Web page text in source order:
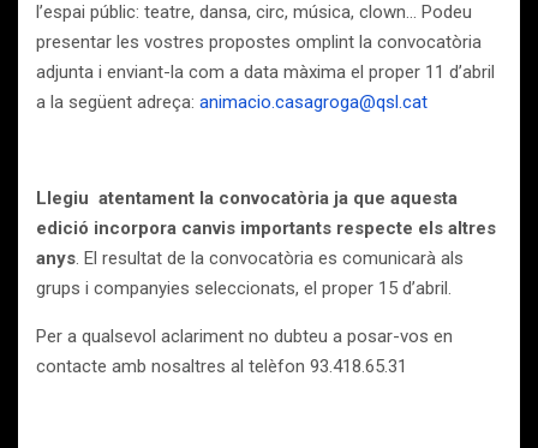
l’espai públic: teatre, dansa, circ, música, clown… Podeu
presentar les vostres propostes omplint la convocatòria
adjunta i enviant-la com a data màxima el proper 11 d’abril
a la següent adreça: animacio.casagroga@qsl.cat
Llegiu atentament la convocatòria ja que aquesta
edició incorpora canvis importants respecte els altres
anys. El resultat de la convocatòria es comunicarà als
grups i companyies seleccionats, el proper 15 d’abril.
Per a qualsevol aclariment no dubteu a posar-vos en
contacte amb nosaltres al telèfon 93.418.65.31